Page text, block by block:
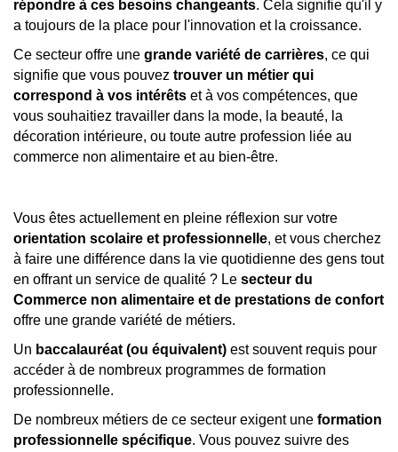
répondre à ces besoins changeants. Cela signifie qu'il y
a toujours de la place pour l'innovation et la croissance.
Ce secteur offre une grande variété de carrières, ce qui
signifie que vous pouvez trouver un métier qui
correspond à vos intérêts et à vos compétences, que
vous souhaitiez travailler dans la mode, la beauté, la
décoration intérieure, ou toute autre profession liée au
commerce non alimentaire et au bien-être.
Vous êtes actuellement en pleine réflexion sur votre
orientation scolaire et professionnelle, et vous cherchez
à faire une différence dans la vie quotidienne des gens tout
en offrant un service de qualité ? Le secteur du
Commerce non alimentaire et de prestations de confort
offre une grande variété de métiers.
Un baccalauréat (ou équivalent) est souvent requis pour
accéder à de nombreux programmes de formation
professionnelle.
De nombreux métiers de ce secteur exigent une formation
professionnelle spécifique. Vous pouvez suivre des